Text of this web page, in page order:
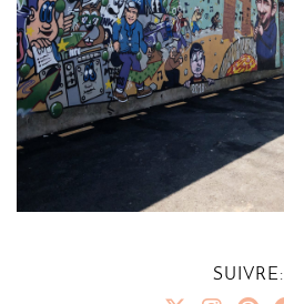
SUIVRE: